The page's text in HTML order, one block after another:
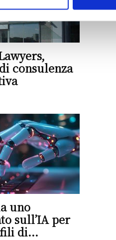
consulenza
uno
sull’IA per
di...